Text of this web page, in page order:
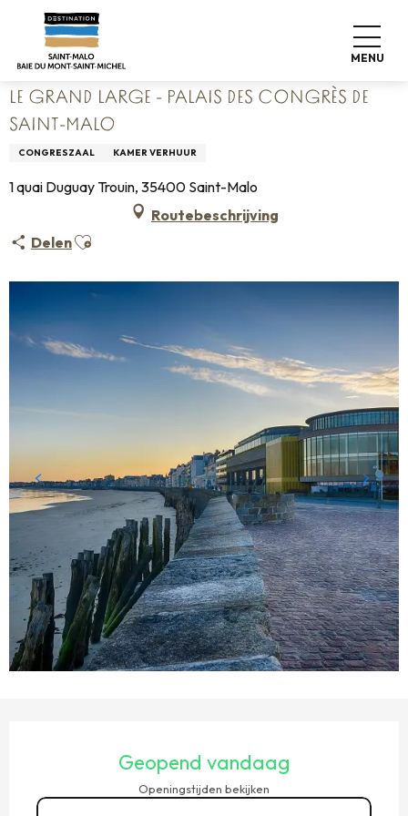
contenu
MENU
Home
Le Grand Large - Palais des Congrès de Saint-Malo
LE GRAND LARGE - PALAIS DES CONGRÈS DE
SAINT-MALO
CONGRESZAAL KAMER VERHUUR
1 quai Duguay Trouin, 35400 Saint-Malo
Routebeschrijving
DelenAjouter aux favoris
Geopend vandaag
Openingstijden bekijken